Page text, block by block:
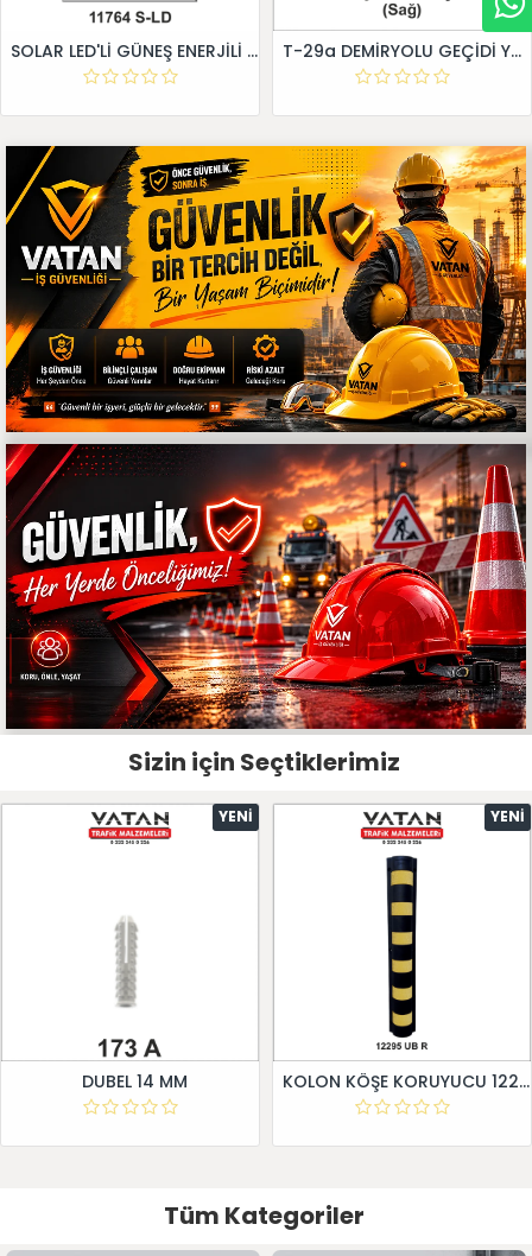
SOLAR LED'Lİ GÜNEŞ ENERJİLİ LEVHA T-29a DEMİRYOLU GEÇİDİ YAKLAŞIM LEVHALARI (Sağ)
Sizin için Seçtiklerimiz
YENI
DUBEL 14 MM
YENI
KOLON KÖŞE KORUYUCU 12295 UB R
Tüm Kategoriler